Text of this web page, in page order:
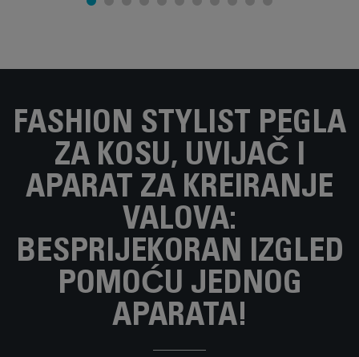
FASHION STYLIST PEGLA
ZA KOSU, UVIJAČ I
APARAT ZA KREIRANJE
VALOVA:
BESPRIJEKORAN IZGLED
POMOĆU JEDNOG
APARATA!